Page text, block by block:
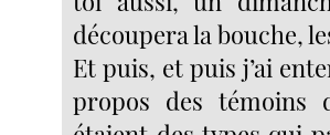
découpera la bouche,
Et puis, et puis j’ai
propos des témoins